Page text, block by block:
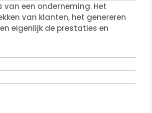
van een onderneming. Het
van klanten, het genereren
eigenlijk de prestaties en